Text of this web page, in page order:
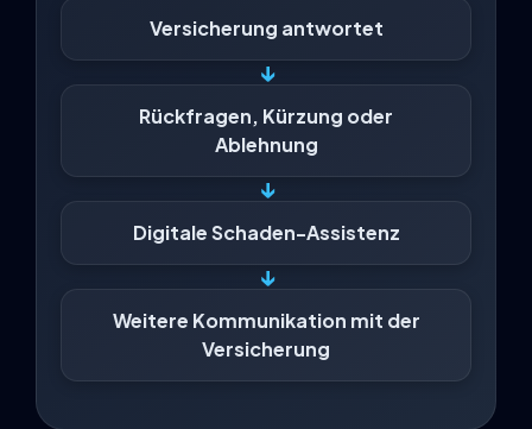
Versicherung antwortet
↓
Rückfragen, Kürzung oder
Ablehnung
↓
Digitale Schaden-Assistenz
↓
Weitere Kommunikation mit der
Versicherung